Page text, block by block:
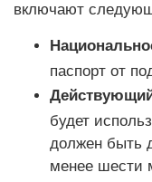
включают
паспорт от
будет
должен быть
менее шести